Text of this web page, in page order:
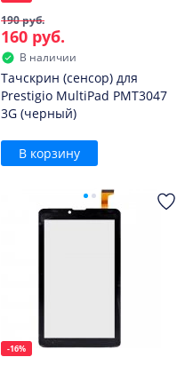
190 руб.
160 руб.
В наличии
Тачскрин (сенсор) для
Prestigio MultiPad PMT3047
3G (черный)
В корзину
-16%